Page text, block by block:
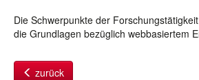
Die Schwerpunkte der
die Grundlagen bezüglich webbasiertem
zurück